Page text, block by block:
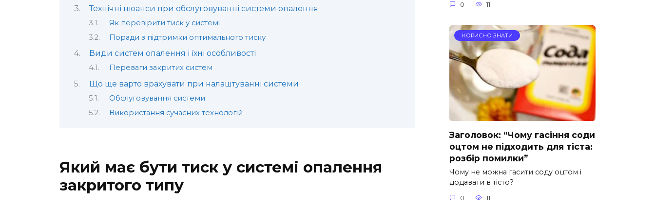
Технічні нюанси при обслуговуванні системи опалення
Як перевірити тиск у системі
Поради з підтримки оптимального тиску
Види систем опалення і їхні особливості
Переваги закритих систем
Що ще варто врахувати при налаштуванні системи
Обслуговування системи
Використання сучасних технологій
Який має бути тиск у системі опалення
закритого типу
0 11
КОРИСНО ЗНАТИ
Заголовок: “Чому гасіння соди
оцтом не підходить для тіста:
розбір помилки”
Чому не можна гасити соду оцтом і
додавати в тісто?
0 11